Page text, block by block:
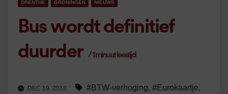
DRENTHE GRONINGEN NIEUWS
Bus wordt definitief
duurder
/1 minuut leestijd
DEC 19, 2018 #BTW-verhoging, #Eurokaartje,